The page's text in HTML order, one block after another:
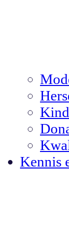
Kennis